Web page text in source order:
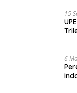
15
6